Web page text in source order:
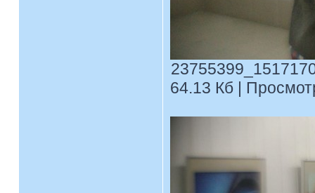
64.13 Кб |